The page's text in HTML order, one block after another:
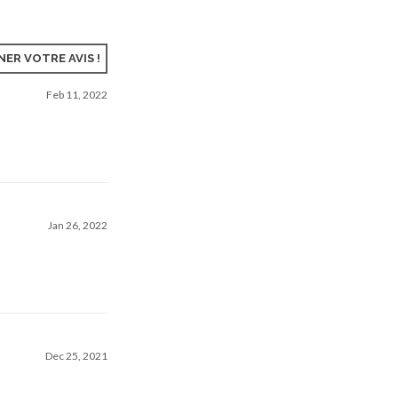
Feb 11, 2022
Jan 26, 2022
Dec 25, 2021
VOTRE AVIS !